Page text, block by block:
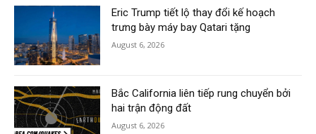
Eric Trump tiết lộ thay đổi kế hoạch
trưng bày máy bay Qatari tặng
August 6, 2026
Bắc California liên tiếp rung chuyển bởi
hai trận động đất
August 6, 2026